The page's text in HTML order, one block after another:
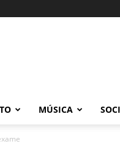
MÚSICA